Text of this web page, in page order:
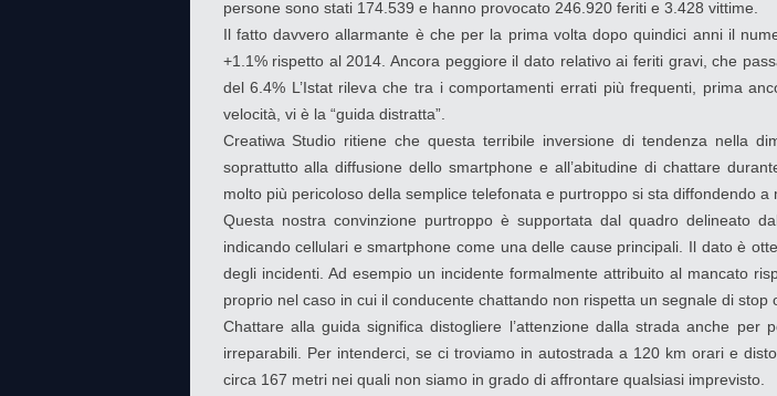
persone sono stati 174.539 e hanno provocato 246.920 feriti e 3.428 vittime.
Il fatto davvero allarmante è che per la prima volta dopo quindici anni il
+1.1% rispetto al 2014. Ancora peggiore il dato relativo ai feriti gravi, che
del 6.4% L’Istat rileva che tra i comportamenti errati più frequenti, prima
velocità, vi è la “guida distratta”.
Creatiwa Studio ritiene che questa terribile inversione di tendenza nella
soprattutto alla diffusione dello smartphone e all’abitudine di chattare
molto più pericoloso della semplice telefonata e purtroppo si sta diffondendo a
Questa nostra convinzione purtroppo è supportata dal quadro delineato
indicando cellulari e smartphone come una delle cause principali. Il dato è
degli incidenti. Ad esempio un incidente formalmente attribuito al mancato
proprio nel caso in cui il conducente chattando non rispetta un segnale di
Chattare alla guida significa distogliere l’attenzione dalla strada anche
irreparabili. Per intenderci, se ci troviamo in autostrada a 120 km orari e
circa 167 metri nei quali non siamo in grado di affrontare qualsiasi imprevisto.